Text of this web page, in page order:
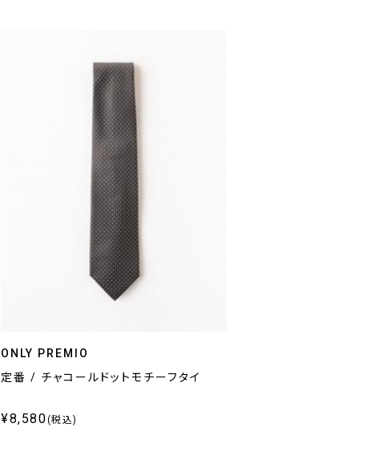
ONLY PREMIO
定番 / チャコールドットモチーフタイ
¥8,580(税込)